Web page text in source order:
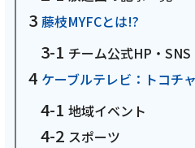
お電話での
藤枝MYFCとは!?
チーム公式HP・
ケーブルテレビ：トコチ
地域イベント
スポーツ